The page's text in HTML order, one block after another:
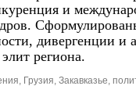
и
дивергенции и
региона.
Грузия Закавказье